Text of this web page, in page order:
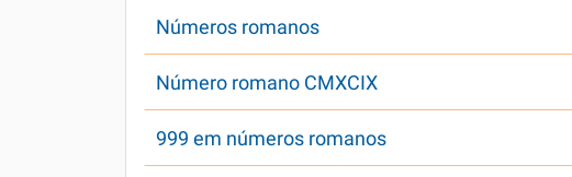
Números romanos
Número romano CMXCIX
999 em números romanos